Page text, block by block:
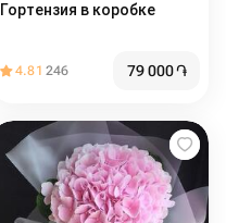
Гортензия в коробке
4.81 246 79 000֏